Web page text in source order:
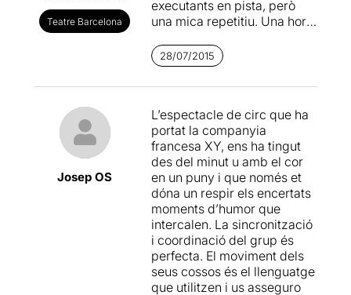
Teatre Barcelona
executants en pista, però
una mica repetitiu. Una hora
torres humanes i vols pel cel
se m'ha fet una mica llarg.
Arriba un moment que el
sorpèn. Sort que hi han
introduït escenes de
hop, aquest ball que els
negres de Nova York van fer
famós els anys 20, i això ens
ha donat una mica d'aire,
però repeteixo, les
acrobàcies impecables.
http://www.blocdenkbrota.bl
ogspot.com.es/
28/07/2015
Josep OS
L’espectacle de circ que ha
portat la companyia
francesa XY, ens ha tingut
des del minut u amb el cor
en un puny i que només et
dóna un respir els encertats
moments d’humor que
intercalen. La sincronització
i coordinació del grup és
perfecta. El moviment dels
seus cossos és el llenguatge
que utilitzen i us asseguro